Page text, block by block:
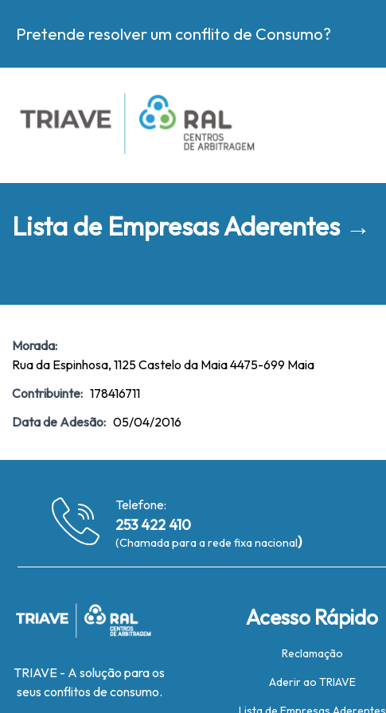
Pretende resolver um conflito de Consumo?
Lista de Empresas Aderentes →
Morada:
Rua da Espinhosa, 1125 Castelo da Maia 4475-699 Maia
Contribuinte: 178416711
Data de Adesão: 05/04/2016
Telefone:
253 422 410
(Chamada para a rede fixa nacional)
TRIAVE - A solução para os
seus conflitos de consumo.
Acesso Rápido
Reclamação
Aderir ao TRIAVE